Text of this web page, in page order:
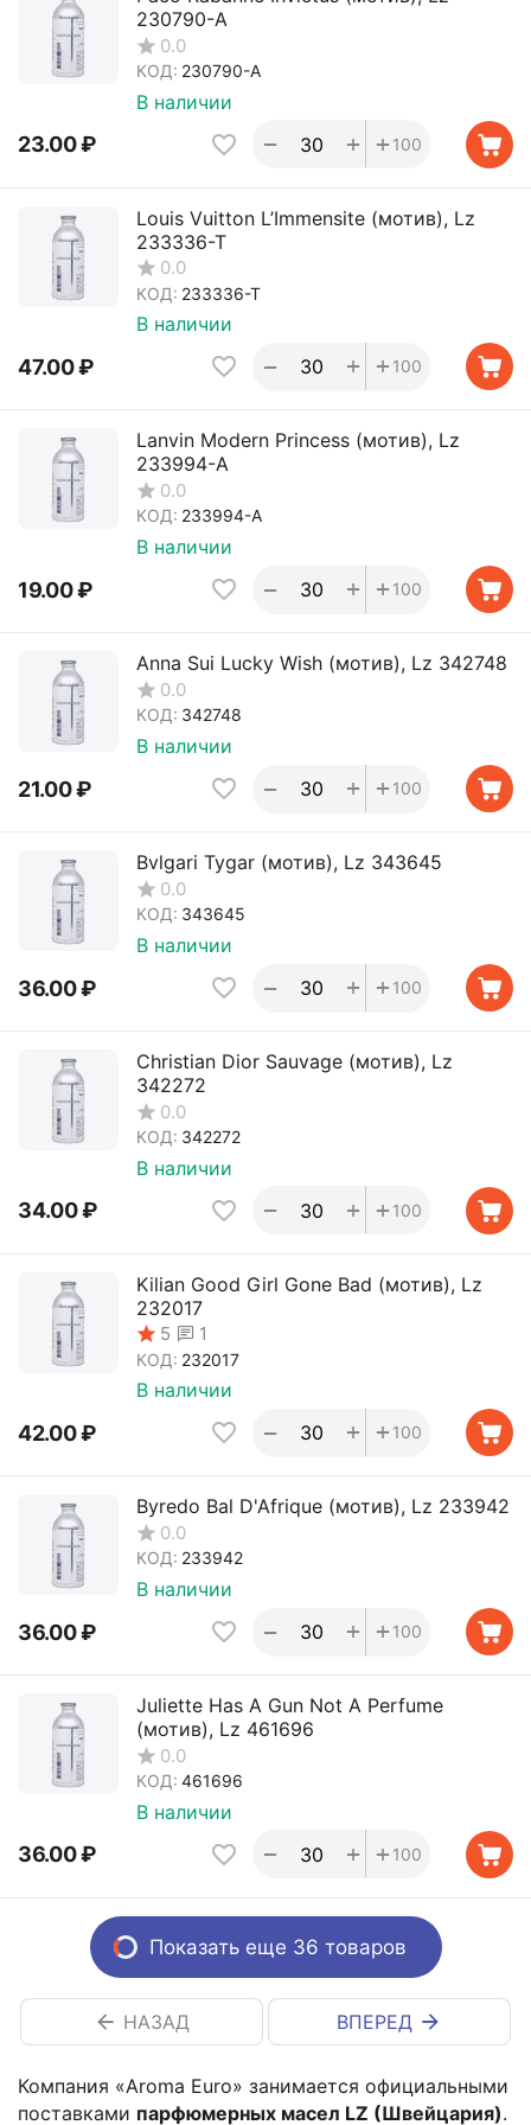
Компания «Aroma Euro» занимается официальными
поставками парфюмерных масел LZ (Швейцария).
230790-A
0.0
КОД: 230790-A
В наличии
23.00₽ + 100
+
−
Louis Vuitton L’Immensite (мотив), Lz
233336-T
0.0
КОД: 233336-T
В наличии
47.00₽ + 100
+
−
Lanvin Modern Princess (мотив), Lz
233994-A
0.0
КОД: 233994-A
В наличии
19.00₽ + 100
+
−
Anna Sui Lucky Wish (мотив), Lz 342748
0.0
КОД: 342748
В наличии
21.00₽ + 100
+
−
Bvlgari Tygar (мотив), Lz 343645
0.0
КОД: 343645
В наличии
36.00₽ + 100
+
−
Christian Dior Sauvage (мотив), Lz
342272
0.0
КОД: 342272
В наличии
34.00₽ + 100
+
−
Kilian Good Girl Gone Bad (мотив), Lz
232017
5 1
КОД: 232017
В наличии
42.00₽ + 100
+
−
Byredo Bal D'Afrique (мотив), Lz 233942
0.0
КОД: 233942
В наличии
36.00₽ + 100
+
−
Juliette Has A Gun Not A Perfume
(мотив), Lz 461696
0.0
КОД: 461696
В наличии
36.00₽ + 100
+
−
Показать еще 36 товаров
НАЗАД ВПЕРЕД